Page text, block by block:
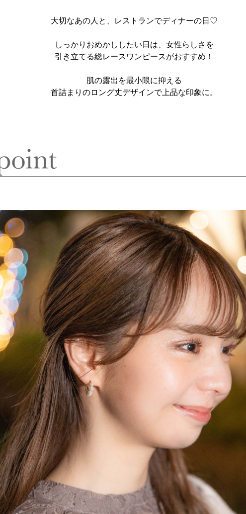
大切なあの人と、レストランでディナーの日♡
しっかりおめかししたい日は、女性らしさを
引き立てる総レースワンピースがおすすめ！
肌の露出を最小限に抑える
首詰まりのロング丈デザインで上品な印象に。